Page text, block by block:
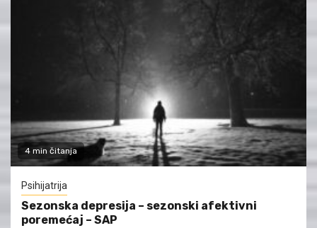
4 min čitanja
Psihijatrija
Sezonska depresija – sezonski afektivni
poremećaj – SAP